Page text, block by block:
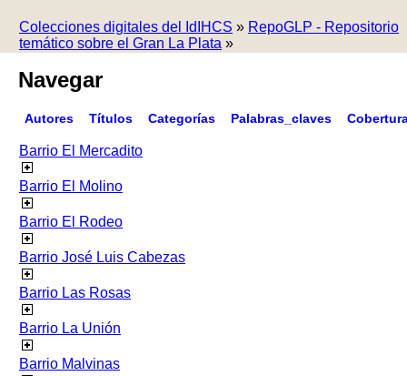
Colecciones digitales del IdIHCS » RepoGLP - Repositorio
temático sobre el Gran La Plata »
Navegar
Autores Títulos Categorías Palabras_claves
Barrio El Mercadito
Barrio El Molino
Barrio El Rodeo
Barrio José Luis Cabezas
Barrio Las Rosas
Barrio La Unión
Barrio Malvinas